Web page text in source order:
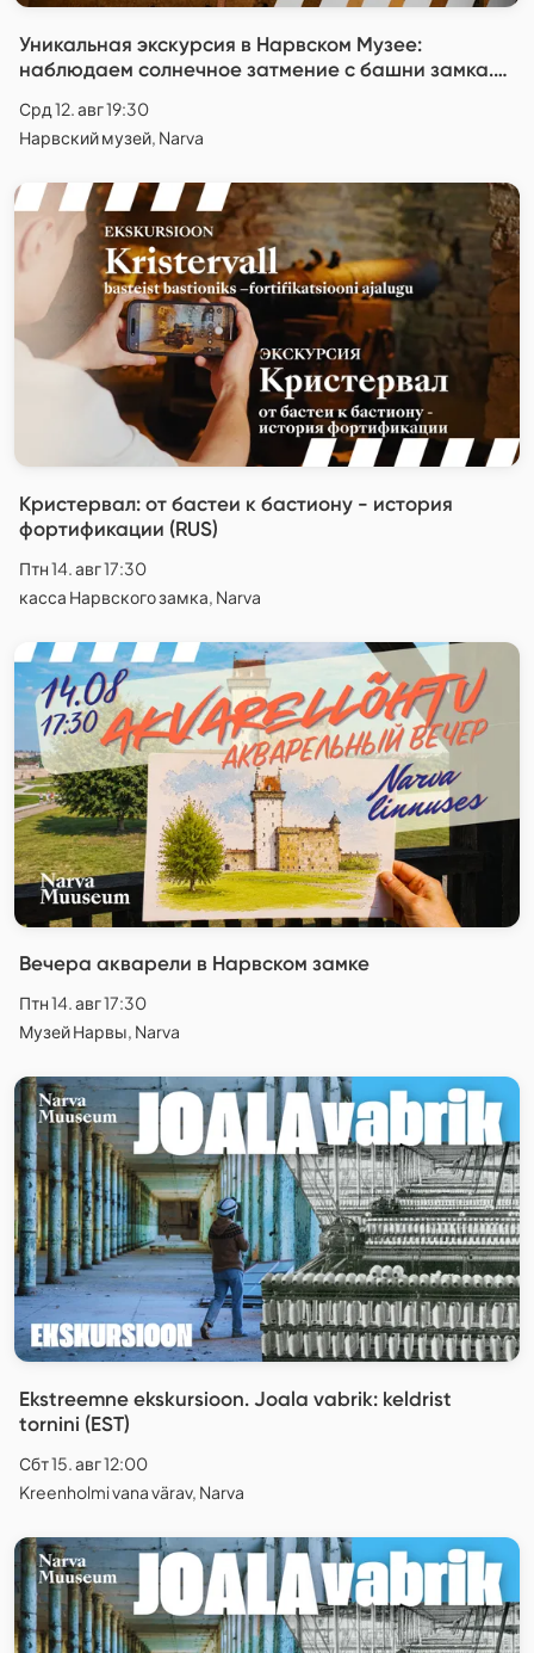
Уникальная экскурсия в Нарвском Музее:
наблюдаем солнечное затмение с башни замка.
Срд 12. авг 19:30
Нарвский музей, Narva
Кристервал: от бастеи к бастиону - история
фортификации (RUS)
Птн 14. авг 17:30
касса Нарвского замка, Narva
Вечера акварели в Нарвском замке
Птн 14. авг 17:30
Музей Нарвы, Narva
Ekstreemne ekskursioon. Joala vabrik: keldrist
tornini (EST)
Сбт 15. авг 12:00
Kreenholmi vana värav, Narva